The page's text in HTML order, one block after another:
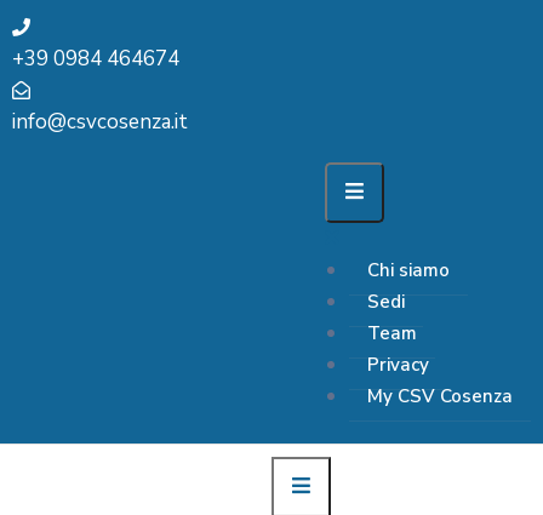
+39 0984 464674
info@csvcosenza.it
Chi siamo
Sedi
Team
Privacy
My CSV Cosenza